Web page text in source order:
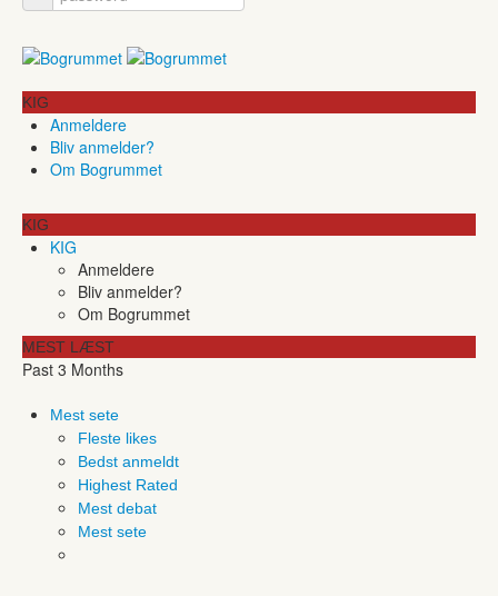
KIG
Anmeldere
Bliv anmelder?
Om Bogrummet
KIG
KIG
Anmeldere
Bliv anmelder?
Om Bogrummet
MEST LÆST
Past 3 Months
Mest sete
Fleste likes
Bedst anmeldt
Highest Rated
Mest debat
Mest sete